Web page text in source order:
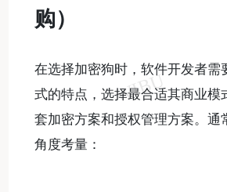
购）
在选择加密狗时，软件开发者需
式的特点，选择最合适其商业模
套加密方案和授权管理方案。通
角度考量：